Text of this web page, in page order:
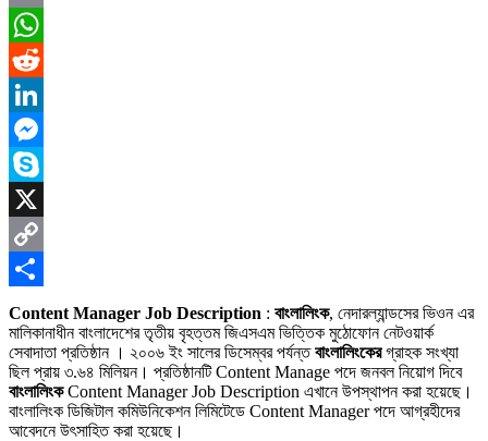
Email
WhatsApp
Reddit
LinkedIn
Messenger
Skype
X
Copy
Link
Share
Content Manager Job Description : বাংলালিংক, নেদারল্যান্ডসের ভিওন এর
মালিকানাধীন বাংলাদেশের তৃতীয় বৃহত্তম জিএসএম ভিত্তিক মুঠোফোন নেটওয়ার্ক
সেবাদাতা প্রতিষ্ঠান । ২০০৬ ইং সালের ডিসেম্বর পর্যন্তবাংলালিংকেরগ্রাহক সংখ্যা
ছিল প্রায় ৩.৬৪ মিলিয়ন। প্রতিষ্ঠানটি Content Manage পদে জনবল নিয়োগ দিবে
বাংলালিংকContent Manager Job Description এখানে উপস্থাপন করা হয়েছে।
বাংলালিংক ডিজিটাল কমিউনিকেশন লিমিটেডে Content Manager পদে আগ্রহীদের
আবেদনে উৎসাহিত করা হয়েছে।